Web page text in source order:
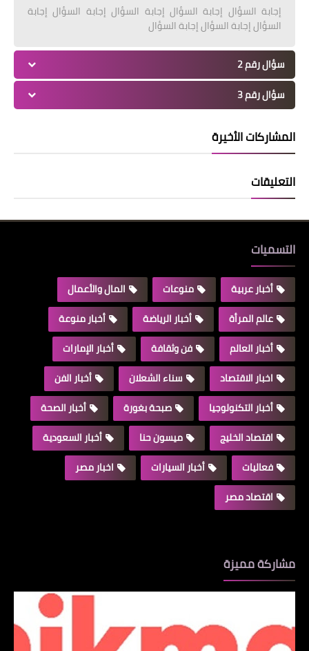
إجابة السؤال إجابة السؤال إجابة السؤال إجابة السؤال إجابة
السؤال إجابة السؤال إجابة السؤال
سؤال رقم 2
سؤال رقم 3
المشاركات الأخيرة
التعليقات
التسميات
أخبار عربية منوعات
المال والأعمال
عالم المرأة
أخبار الرياضة
أخبار منوعة
أخبار العالم
فن وثقافة
أخبار الإمارات
اخبار الاقتصاد
سناء الشعلان
أخبار الفن
أخبار التكنولوجيا
صبحة بغورة
أخبار الصحة
اقتصاد الخليج
ميسون حنا
أخبار السعودية
فعاليات
أخبار السيارات
اخبار مصر
اقتصاد مصر
مشاركة مميزة